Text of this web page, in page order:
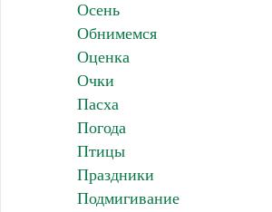
Осень
Обнимемся
Оценка
Очки
Пасха
Погода
Птицы
Праздники
Подмигивание